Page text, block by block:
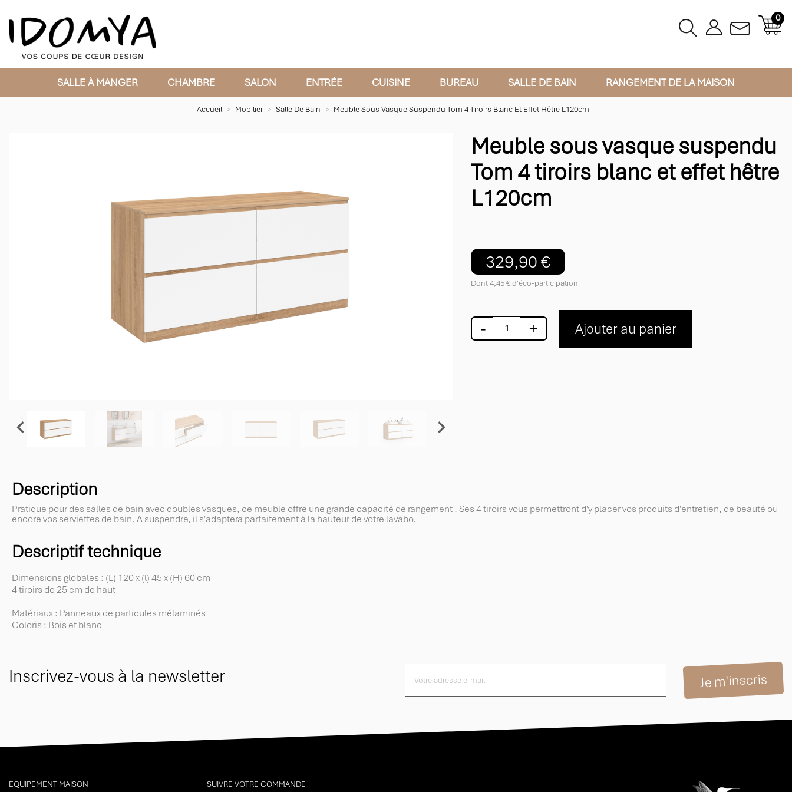
0
SALLE À MANGER CHAMBRE SALON ENTRÉE CUISINE BUREAU SALLE DE BAIN RANGEMENT DE LA MAISON
Accueil Mobilier Salle De Bain Meuble Sous Vasque Suspendu Tom 4 Tiroirs Blanc Et Effet Hêtre L120cm
 
Meuble sous vasque suspendu
Tom 4 tiroirs blanc et effet hêtre
L120cm
329,90 €
Dont 4,45 € d'éco-participation
- + Ajouter au panier
Description
Pratique pour des salles de bain avec doubles vasques, ce meuble offre une grande capacité de rangement ! Ses 4 tiroirs vous permettront d'y placer vos produits d'entretien, de beauté ou
encore vos serviettes de bain. A suspendre, il s'adaptera parfaitement à la hauteur de votre lavabo.
Descriptif technique
Dimensions globales : (L) 120 x (l) 45 x (H) 60 cm
4 tiroirs de 25 cm de haut
Matériaux : Panneaux de particules mélaminés
Coloris : Bois et blanc
Inscrivez-vous à la newsletter
EQUIPEMENT MAISON SUIVRE VOTRE COMMANDE